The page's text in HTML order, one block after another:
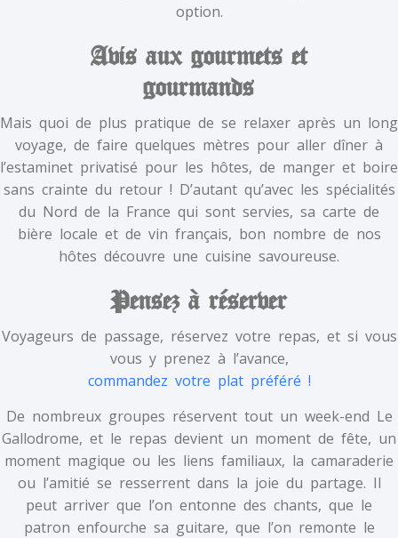
option.
Avis aux gourmets et
gourmands
Mais quoi de plus pratique de se relaxer après un long
voyage, de faire quelques mètres pour aller dîner à
l’estaminet privatisé pour les hôtes, de manger et boire
sans crainte du retour ! D’autant qu’avec les spécialités
du Nord de la France qui sont servies, sa carte de
bière locale et de vin français, bon nombre de nos
hôtes découvre une cuisine savoureuse.
Pensez à réserver
Voyageurs de passage, réservez votre repas, et si vous
vous y prenez à l’avance,
commandez votre plat préféré !
De nombreux groupes réservent tout un week-end Le
Gallodrome, et le repas devient un moment de fête, un
moment magique ou les liens familiaux, la camaraderie
ou l’amitié se resserrent dans la joie du partage. Il
peut arriver que l’on entonne des chants, que le
patron enfourche sa guitare, que l’on remonte le